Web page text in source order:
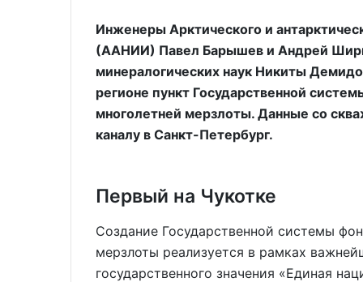
Инженеры Арктического и
(ААНИИ) Павел Барышев и Андрей
минералогических наук Никиты
регионе пункт Государственной
многолетней мерзлоты. Данные со
каналу в Санкт-Петербург.
Первый на Чукотке
Создание Государственной системы
мерзлоты реализуется в рамках
государственного значения «Единая